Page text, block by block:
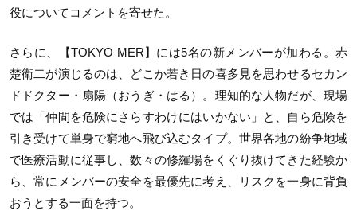
役についてコメントを寄せた。
さらに、【TOKYO MER】には5名の新メンバーが加わる。赤
楚衛二が演じるのは、どこか若き日の喜多見を思わせるセカン
ドドクター・扇陽（おうぎ・はる）。理知的な人物だが、現場
では「仲間を危険にさらすわけにはいかない」と、自ら危険を
引き受けて単身で窮地へ飛び込むタイプ。世界各地の紛争地域
で医療活動に従事し、数々の修羅場をくぐり抜けてきた経験か
ら、常にメンバーの安全を最優先に考え、リスクを一身に背負
おうとする一面を持つ。